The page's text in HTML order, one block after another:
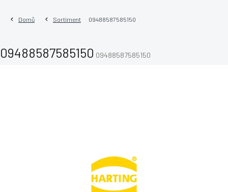
Domů Sortiment 09488587585150
09488587585150 09488587585150